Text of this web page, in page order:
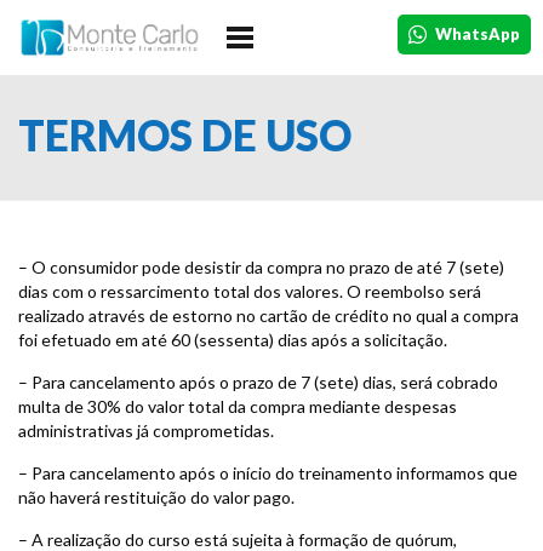
HOME
CURSOS
TURMAS
CONTATO
WhatsApp
TERMOS DE USO
– O consumidor pode desistir da compra no prazo de até 7 (sete)
dias com o ressarcimento total dos valores. O reembolso será
realizado através de estorno no cartão de crédito no qual a compra
foi efetuado em até 60 (sessenta) dias após a solicitação.
– Para cancelamento após o prazo de 7 (sete) dias, será cobrado
multa de 30% do valor total da compra mediante despesas
administrativas já comprometidas.
– Para cancelamento após o início do treinamento informamos que
não haverá restituição do valor pago.
– A realização do curso está sujeita à formação de quórum,